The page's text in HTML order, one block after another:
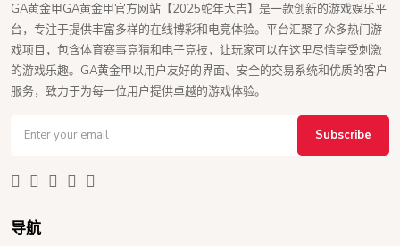
GA黄金甲GA黄金甲官方网站【2025蛇年大吉】是一款创新的游戏娱乐平
台，专注于提供丰富多样的在线博彩和电竞体验。平台汇聚了众多热门游
戏项目，包含体育赛事竞猜和电子竞技，让玩家可以在这里尽情享受刺激
的游戏乐趣。GA黄金甲以用户友好的界面、安全的交易系统和优质的客户
服务，致力于为每一位用户提供卓越的游戏体验。
Subscribe
导航